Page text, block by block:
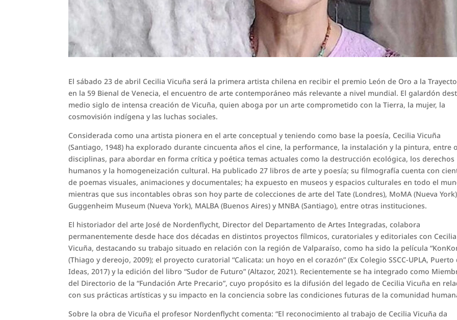
El sábado 23 de abril Cecilia Vicuña será la primera artista chilena en recibir el premio León de Oro a la
en la 59 Bienal de Venecia, el encuentro de arte contemporáneo más relevante a nivel mundial. El galardón
medio siglo de intensa creación de Vicuña, quien aboga por un arte comprometido con la Tierra, la mujer, la
cosmovisión indígena y las luchas sociales.
Considerada como una artista pionera en el arte conceptual y teniendo como base la poesía, Cecilia Vicuña
(Santiago, 1948) ha explorado durante cincuenta años el cine, la performance, la instalación y la pintura, entre
disciplinas, para abordar en forma crítica y poética temas actuales como la destrucción ecológica, los derechos
humanos y la homogeneización cultural. Ha publicado 27 libros de arte y poesía; su filmografía cuenta con
de poemas visuales, animaciones y documentales; ha expuesto en museos y espacios culturales en todo el
mientras que sus incontables obras son hoy parte de colecciones de arte del Tate (Londres), MoMA (Nueva
Guggenheim Museum (Nueva York), MALBA (Buenos Aires) y MNBA (Santiago), entre otras instituciones.
El historiador del arte José de Nordenflycht, Director del Departamento de Artes Integradas, colabora
permanentemente desde hace dos décadas en distintos proyectos fílmicos, curatoriales y editoriales con Cecilia
Vicuña, destacando su trabajo situado en relación con la región de Valparaíso, como ha sido la película
(Thiago y dereojo, 2009); el proyecto curatorial “Calicata: un hoyo en el corazón” (Ex Colegio SSCC-UPLA, Puerto
Ideas, 2017) y la edición del libro “Sudor de Futuro” (Altazor, 2021). Recientemente se ha integrado como
del Directorio de la “Fundación Arte Precario”, cuyo propósito es la difusión del legado de Cecilia Vicuña en
con sus prácticas artísticas y su impacto en la conciencia sobre las condiciones futuras de la comunidad
Sobre la obra de Vicuña el profesor Nordenflycht comenta: “El reconocimiento al trabajo de Cecilia Vicuña da